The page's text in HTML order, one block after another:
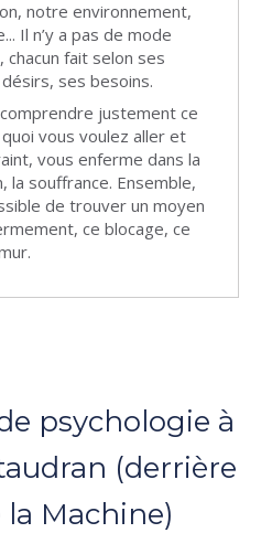
notre environnement,
Il n’y a pas de mode
chacun fait selon ses
ses besoins.
justement ce
vous voulez aller et
vous enferme dans la
souffrance. Ensemble,
de trouver un moyen
ce blocage, ce
psychologie à
(derrière
la Machine)